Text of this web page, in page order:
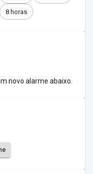
8 horas
novo alarme abaixo.